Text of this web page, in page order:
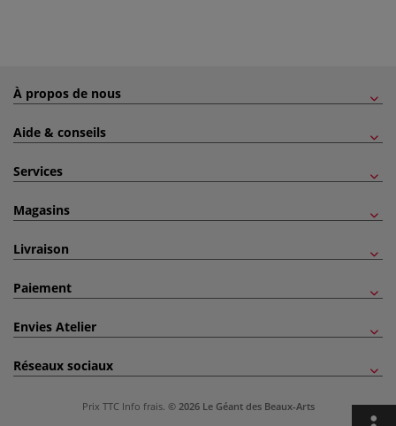
À propos de nous
Aide & conseils
Services
Magasins
Livraison
Paiement
Envies Atelier
Réseaux sociaux
Prix TTC Info frais. © 2026 Le Géant des Beaux-Arts